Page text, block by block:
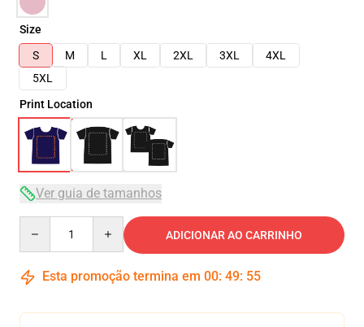
Size
S
M L XL 2XL 3XL
4XL
5XL
Print Location
Ver guia de tamanhos
ADICIONAR AO CARRINHO
Esta promoção termina em 00: 49: 54